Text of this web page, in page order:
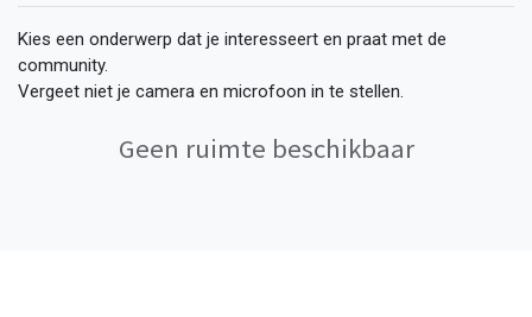
Kies een onderwerp dat je interesseert en praat met de
community.
Vergeet niet je camera en microfoon in te stellen.
Geen ruimte beschikbaar